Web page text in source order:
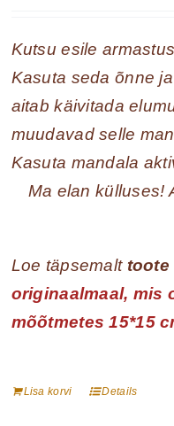
Kutsu esile
Kasuta seda õnne
aitab käivitada
muudavad selle
Kasuta mandala
Ma elan külluses!
Loe täpsemalttoote
originaalmaal, mis
mõõtmetes 15*15
Lisa korvi Details